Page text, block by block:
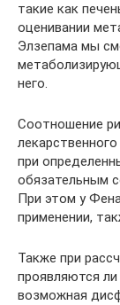
такие как
оценивании
Элзепама мы
него.
Соотношение
при
обязательным
При этом у
применении,
Также при
проявляются ли
возможная